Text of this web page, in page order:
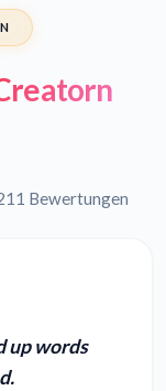
Bewertungen
up words